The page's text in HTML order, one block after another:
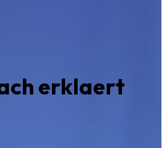
erklaert